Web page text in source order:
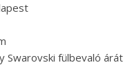
Swarovski fülbevaló árát